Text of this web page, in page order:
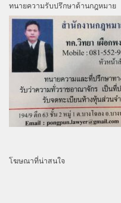
ทนายความรับปรึกษาด้านกฎหมาย
โฆษณาที่น่าสนใจ